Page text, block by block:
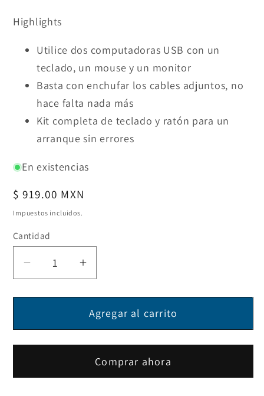
Highlights
Utilice dos computadoras USB con un
teclado, un mouse y un monitor
Basta con enchufar los cables adjuntos, no
hace falta nada más
Kit completa de teclado y ratón para un
arranque sin errores
En existencias
Precio
habitual
$ 919.00 MXN
Impuestos incluidos.
Cantidad
Reducir
para
switch
KVM
2
Aumentar
para
Mini
switch
KVM
de
2
Agregar al carrito
Comprar ahora